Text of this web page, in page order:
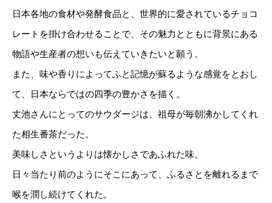
日本各地の食材や発酵食品と、世界的に愛されているチョコ
レートを掛け合わせることで、その魅力とともに背景にある
物語や生産者の想いも伝えていきたいと願う。
また、味や香りによってふと記憶が蘇るような感覚をとおし
て、日本ならではの四季の豊かさを描く。
丈池さんにとってのサウダージは、祖母が毎朝沸かしてくれ
た相生番茶だった。
美味しさというよりは懐かしさであふれた味。
日々当たり前のようにそこにあって、ふるさとを離れるまで
喉を潤し続けてくれた。